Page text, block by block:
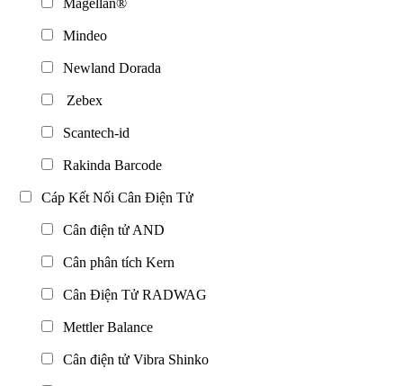
Mindeo
Newland Dorada
Zebex
Scantech-id
Rakinda Barcode
Cáp Kết Nối Cân Điện Tử
Cân điện tử AND
Cân phân tích Kern
Cân Điện Tử RADWAG
Mettler Balance
Cân điện tử Vibra Shinko